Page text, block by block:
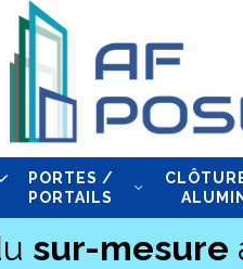
PORTES /
PORTAILS
sur-mesure